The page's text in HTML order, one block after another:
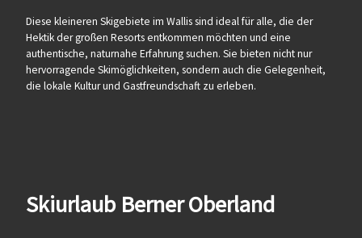
Diese kleineren Skigebiete im Wallis sind ideal für alle, die der
Hektik der großen Resorts entkommen möchten und eine
authentische, naturnahe Erfahrung suchen. Sie bieten nicht nur
hervorragende Skimöglichkeiten, sondern auch die Gelegenheit,
die lokale Kultur und Gastfreundschaft zu erleben.
Skiurlaub Berner Oberland